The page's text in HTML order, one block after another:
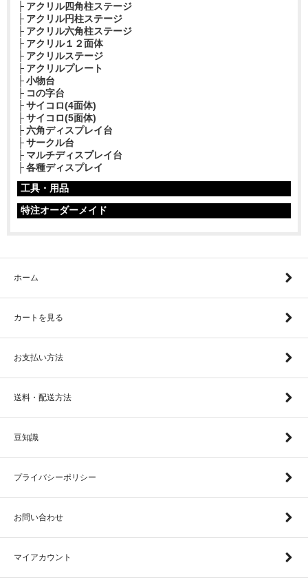
アクリル四角柱ステージ
アクリル円柱ステージ
アクリル六角柱ステージ
アクリル１２面体
アクリルステージ
アクリルプレート
小物台
コの字台
サイコロ(4面体)
サイコロ(5面体)
六角ディスプレイ台
サークル台
マルチディスプレイ台
各種ディスプレイ
工具・用品
特注オーダーメイド
ホーム
カートを見る
お支払い方法
送料・配送方法
豆知識
プライバシーポリシー
お問い合わせ
マイアカウント